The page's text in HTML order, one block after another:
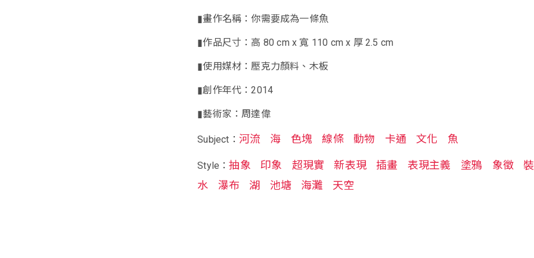
▮畫作名稱：你需要成為一條魚
▮作品尺寸：高 80 cm x 寬 110 cm x 厚 2.5 cm
▮使用媒材：壓克力顏料、木板
▮創作年代：2014
▮藝術家：周達偉
Subject： 河流 海 色塊 線條 動物 卡通 文化 魚
Style：抽象 印象 超現實 新表現 插畫 表現主義 塗鴉 象徵
水
瀑布 湖 池塘 海灘 天空